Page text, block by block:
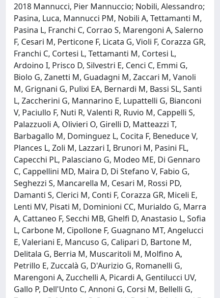
2018 Mannucci, Pier Mannuccio; Nobili, Alessandro;
Pasina, Luca, Mannucci PM, Nobili A, Tettamanti M,
Pasina L, Franchi C, Corrao S, Marengoni A, Salerno
F, Cesari M, Perticone F, Licata G, Violi F, Corazza GR,
Franchi C, Cortesi L, Tettamanti M, Cortesi L,
Ardoino I, Prisco D, Silvestri E, Cenci C, Emmi G,
Biolo G, Zanetti M, Guadagni M, Zaccari M, Vanoli
M, Grignani G, Pulixi EA, Bernardi M, Bassi SL, Santi
L, Zaccherini G, Mannarino E, Lupattelli G, Bianconi
V, Paciullo F, Nuti R, Valenti R, Ruvio M, Cappelli S,
Palazzuoli A, Olivieri O, Girelli D, Matteazzi T,
Barbagallo M, Dominguez L, Cocita F, Beneduce V,
Plances L, Zoli M, Lazzari I, Brunori M, Pasini FL,
Capecchi PL, Palasciano G, Modeo ME, Di Gennaro
C, Cappellini MD, Maira D, Di Stefano V, Fabio G,
Seghezzi S, Mancarella M, Cesari M, Rossi PD,
Damanti S, Clerici M, Conti F, Corazza GR, Miceli E,
Lenti MV, Pisati M, Dominioni CC, Murialdo G, Marra
A, Cattaneo F, Secchi MB, Ghelfi D, Anastasio L, Sofia
L, Carbone M, Cipollone F, Guagnano MT, Angelucci
E, Valeriani E, Mancuso G, Calipari D, Bartone M,
Delitala G, Berria M, Muscaritoli M, Molfino A,
Petrillo E, Zuccalà G, D'Aurizio G, Romanelli G,
Marengoni A, Zucchelli A, Picardi A, Gentilucci UV,
Gallo P, Dell'Unto C, Annoni G, Corsi M, Bellelli G,